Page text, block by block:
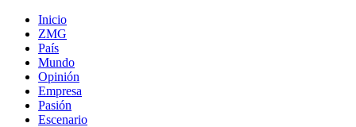
Inicio
ZMG
País
Mundo
Opinión
Empresa
Pasión
Escenario